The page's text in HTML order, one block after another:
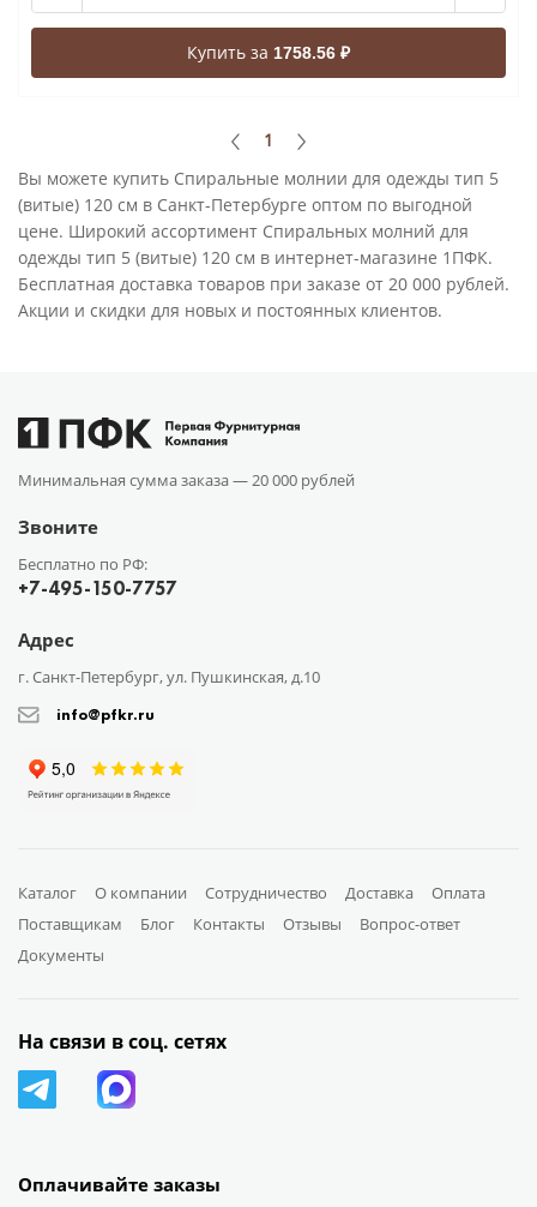
Купить за 1758.56 ₽
1
Вы можете купить Спиральные молнии для одежды тип 5
(витые) 120 см в Санкт-Петербурге оптом по выгодной
цене. Широкий ассортимент Спиральных молний для
одежды тип 5 (витые) 120 см в интернет-магазине 1ПФК.
Бесплатная доставка товаров при заказе от 20 000 рублей.
Акции и скидки для новых и постоянных клиентов.
Минимальная сумма заказа —20 000 рублей
Звоните
Бесплатно по РФ:
+7-495-150-7757
Адрес
г. Санкт-Петербург, ул. Пушкинская, д.10
info@pfkr.ru
Каталог О компании Сотрудничество Доставка
Оплата
Поставщикам
Блог Контакты Отзывы
Вопрос-ответ
Документы
Оплачивайте заказы
На связи в соц. сетях